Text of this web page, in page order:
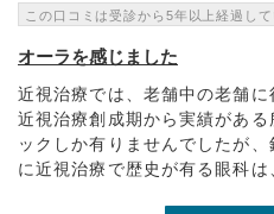
この口コミは受診から5年以上経過して
オーラを感じました
近視治療では、老舗中の老舗に
近視治療創成期から実績があ
ックしか有りませんでしたが
に近視治療で歴史が有る眼科は